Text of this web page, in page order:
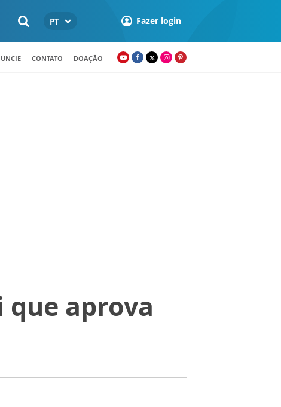
PT Fazer login
CONTATO DOAÇÃO
que aprova